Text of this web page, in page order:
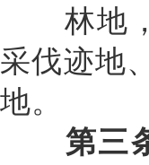
林地，
采伐迹地
地。
第三